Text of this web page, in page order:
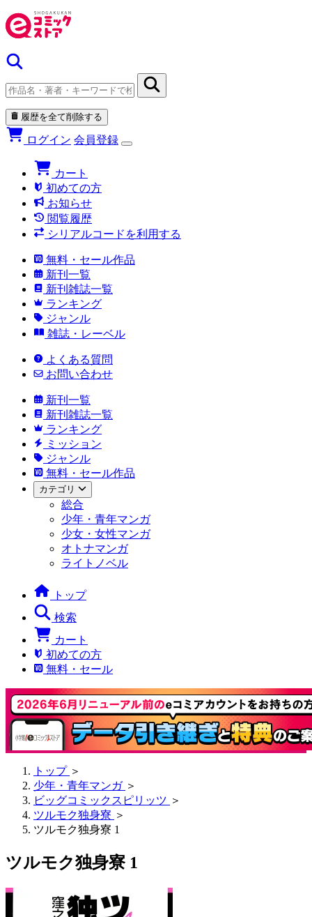
履歴を全て削除する
ログイン 会員登録
カート
初めての方
お知らせ
閲覧履歴
シリアルコードを利用する
無料・セール作品
新刊一覧
新刊雑誌一覧
ランキング
ジャンル
雑誌・レーベル
よくある質問
お問い合わせ
新刊一覧
新刊雑誌一覧
ランキング
ミッション
ジャンル
無料・セール作品
カテゴリ
総合
少年・青年マンガ
少女・女性マンガ
オトナマンガ
ライトノベル
トップ
検索
カート
初めての方
無料・セール
トップ ＞
少年・青年マンガ ＞
ビッグコミックスピリッツ ＞
ツルモク独身寮 ＞
ツルモク独身寮 1
ツルモク独身寮 1